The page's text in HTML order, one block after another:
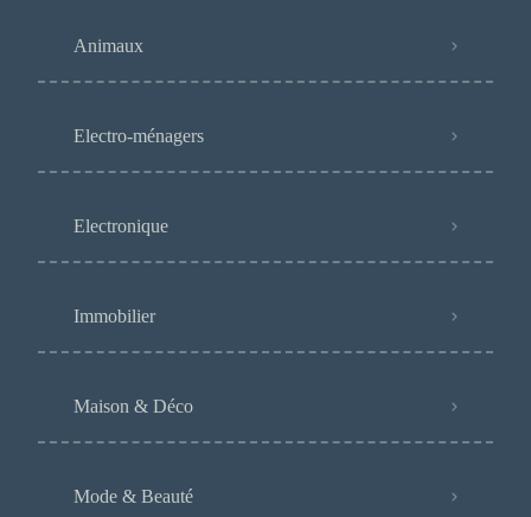
Animaux
Electro-ménagers
Electronique
Immobilier
Maison & Déco
Mode & Beauté